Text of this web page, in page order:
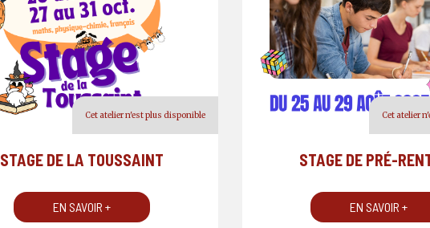
Cet atelier n'est plus disponible
STAGE DE LA TOUSSAINT
EN SAVOIR +
Cet atelier
STAGE DE PRÉ-
EN SAVOIR +